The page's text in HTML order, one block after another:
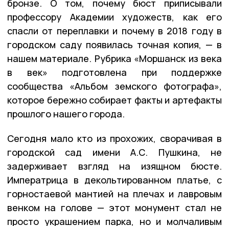
бронзе. О том, почему бюст приписывали
профессору Академии художеств, как его
спасли от переплавки и почему в 2018 году в
городском саду появилась точная копия, — в
нашем материале. Рубрика «Моршанск из века
в век» подготовлена при поддержке
сообщества «Альбом земского фотографа»,
которое бережно собирает факты и артефакты
прошлого нашего города.
Сегодня мало кто из прохожих, сворачивая в
городской сад имени А.С. Пушкина, не
задерживает взгляд на изящном бюсте.
Императрица в декольтированном платье, с
горностаевой мантией на плечах и лавровым
венком на голове — этот монумент стал не
просто украшением парка, но и молчаливым